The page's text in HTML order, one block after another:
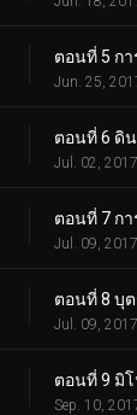
Jun. 25,
ตอนที่ 6 ดิ
Jul. 02, 2017
ตอนที่ 7 กา
Jul. 09, 2017
ตอนที่ 8 บุ
Jul. 09, 2017
ตอนที่ 9 มิ
Sep. 10,